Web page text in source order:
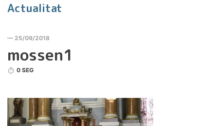
Actualitat
— 25/09/2018
mossen1
0 SEG